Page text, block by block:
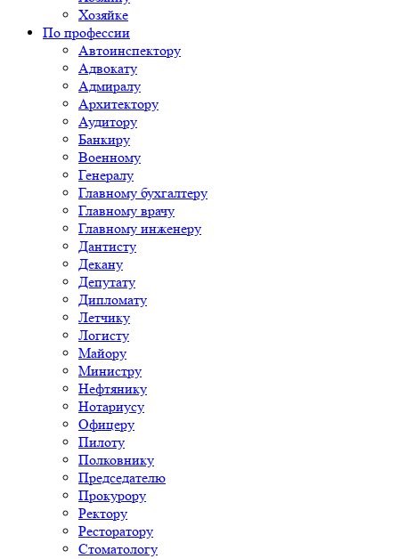
Хозяйке
По профессии
Автоинспектору
Адвокату
Адмиралу
Архитектору
Аудитору
Банкиру
Военному
Генералу
Главному бухгалтеру
Главному врачу
Главному инженеру
Дантисту
Декану
Депутату
Дипломату
Летчику
Логисту
Майору
Министру
Нефтянику
Нотариусу
Офицеру
Пилоту
Полковнику
Председателю
Прокурору
Ректору
Ресторатору
Стоматологу